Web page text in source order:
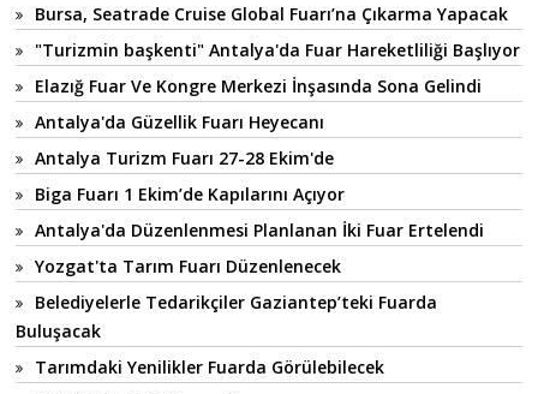
Bursa, Seatrade Cruise Global Fuarı’na Çıkarma Yapacak
"Turizmin başkenti" Antalya'da Fuar Hareketliliği Başlıyor
Elazığ Fuar Ve Kongre Merkezi İnşasında Sona Gelindi
Antalya'da Güzellik Fuarı Heyecanı
Antalya Turizm Fuarı 27-28 Ekim'de
Biga Fuarı 1 Ekim’de Kapılarını Açıyor
Antalya'da Düzenlenmesi Planlanan İki Fuar Ertelendi
Yozgat'ta Tarım Fuarı Düzenlenecek
Belediyelerle Tedarikçiler Gaziantep’teki Fuarda
Buluşacak
Tarımdaki Yenilikler Fuarda Görülebilecek